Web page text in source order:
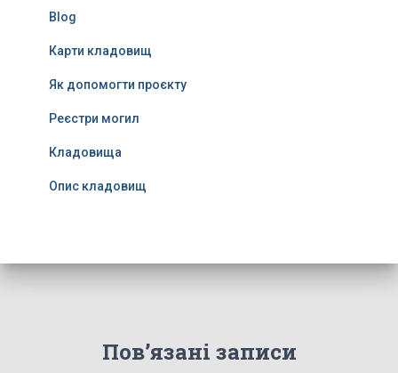
Blog
Карти кладовищ
Як допомогти проєкту
Реєстри могил
Кладовища
Опис кладовищ
Пов’язані записи